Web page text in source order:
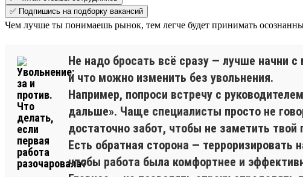
✅ Подпишись на подборку вакансий
Чем лучше ты понимаешь рынок, тем легче будет принимать
Не надо бросать всё сразу — лучше начни
и что можно изменить без увольнения.
Например, попроси встречу с
дальше». Чаще специалисты просто не
достаточно забот, чтобы не заметить твой
Есть обратная сторона —
чтобы работа была комфортнее и